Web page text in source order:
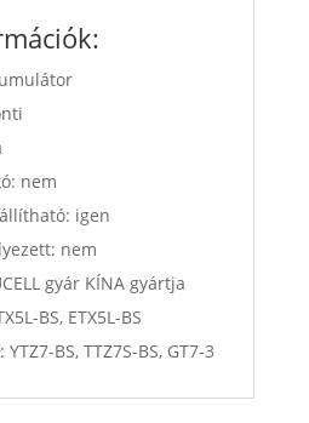
nem
igen
nem
gyár KÍNA gyártja
BS, ETX5L-BS
BS, TTZ7S-BS, GT7-3